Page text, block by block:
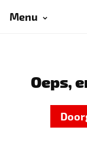
Menu
Oeps,